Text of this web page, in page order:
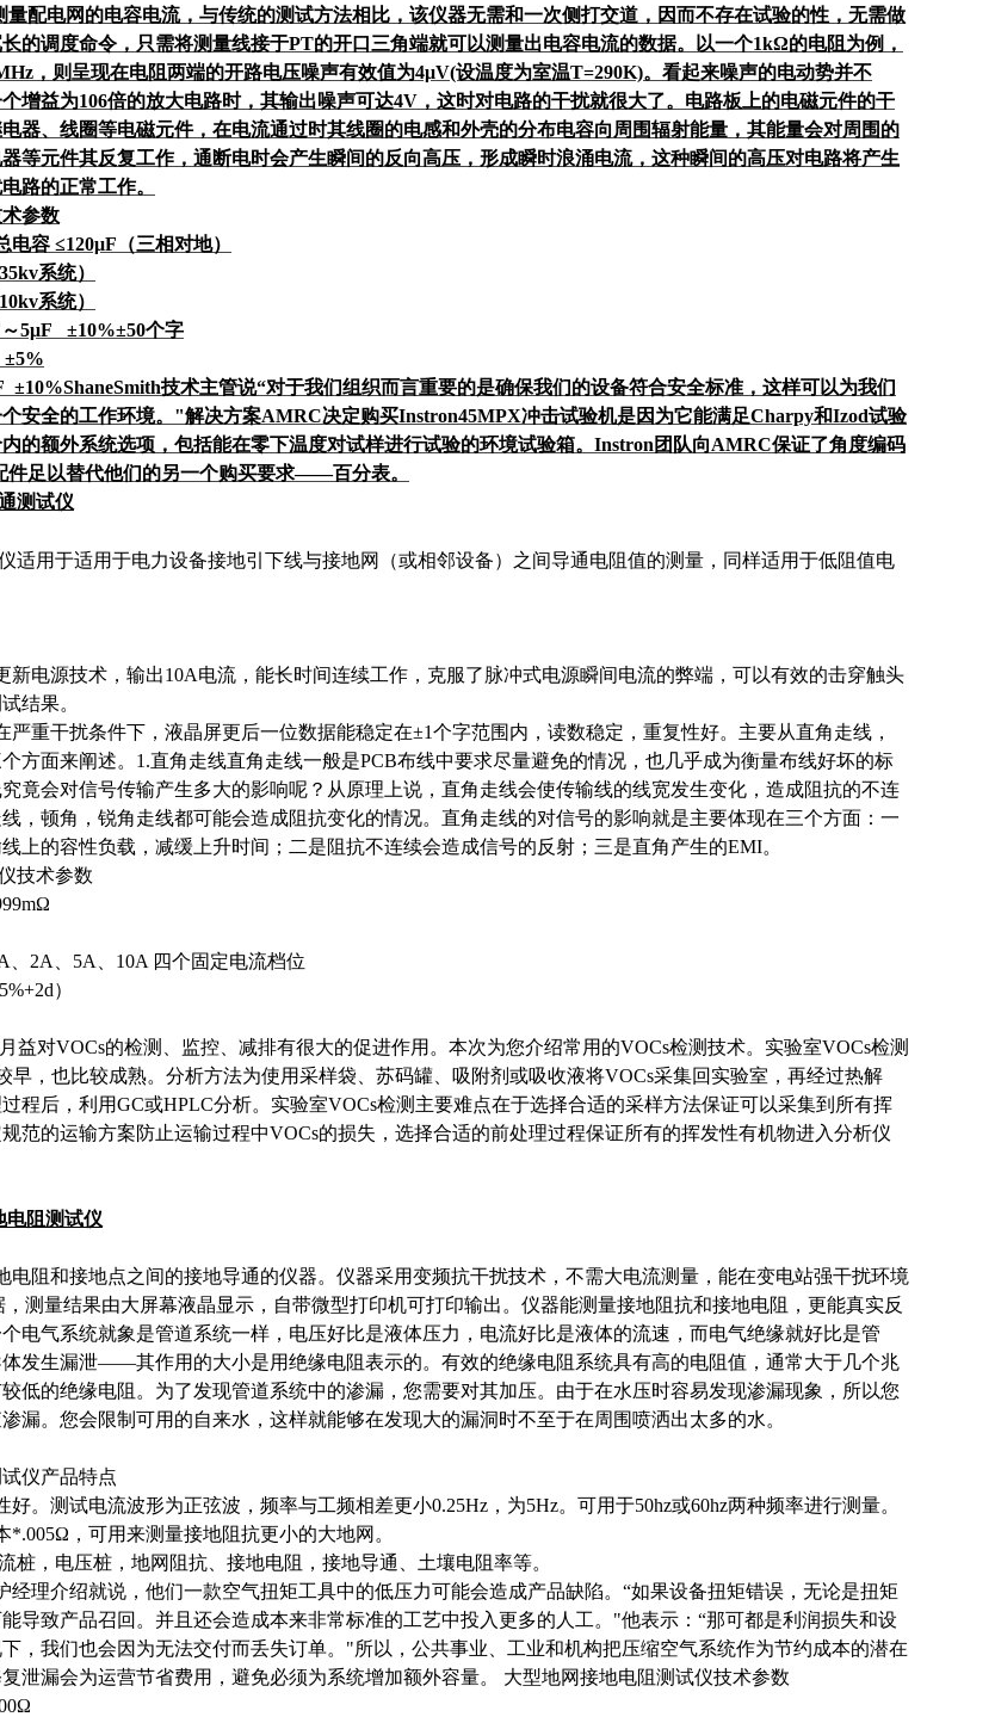
量配电网的电容电流，与传统的测试方法相比，该仪器无需和一次侧打交道，因而不存在试验的性，无需做
的调度命令，只需将测量线接于PT的开口三角端就可以测量出电容电流的数据。以一个1kΩ的电阻为例，
，则呈现在电阻两端的开路电压噪声有效值为4μV(设温度为室温T=290K)。看起来噪声的电动势并不
增益为106倍的放大电路时，其输出噪声可达4V，这时对电路的干扰就很大了。电路板上的电磁元件的干
器、线圈等电磁元件，在电流通过时其线圈的电感和外壳的分布电容向周围辐射能量，其能量会对周围的
等元件其反复工作，通断电时会产生瞬间的反向高压，形成瞬时浪涌电流，这种瞬间的高压对电路将产生
路的正常工作。
参数
容 ≤120μF（三相对地）
系统）
系统）
5μF ±10%±50个字
技术主管说“对于我们组织而言重要的是确保我们的设备符合安全标准，这样可以为我们
安全的工作环境。"解决方案AMRC决定购买Instron45MPX冲击试验机是因为它能满足Charpy和Izod试验
的额外系统选项，包括能在零下温度对试样进行试验的环境试验箱。Instron团队向AMRC保证了角度编码
件足以替代他们的另一个购买要求——百分表。
测试仪
适用于适用于电力设备接地引下线与接地网（或相邻设备）之间导通电阻值的测量，同样适用于低阻值电
电源技术，输出10A电流，能长时间连续工作，克服了脉冲式电源瞬间电流的弊端，可以有效的击穿触头
结果。
重干扰条件下，液晶屏更后一位数据能稳定在±1个字范围内，读数稳定，重复性好。主要从直角走线，
方面来阐述。1.直角走线直角走线一般是PCB布线中要求尽量避免的情况，也几乎成为衡量布线好坏的标
竟会对信号传输产生多大的影响呢？从原理上说，直角走线会使传输线的线宽发生变化，造成阻抗的不连
，顿角，锐角走线都可能会造成阻抗变化的情况。直角走线的对信号的影响就是主要体现在三个方面：一
上的容性负载，减缓上升时间；二是阻抗不连续会造成信号的反射；三是直角产生的EMI。
技术参数
2A、5A、10A 四个固定电流档位
）
益对VOCs的检测、监控、减排有很大的促进作用。本次为您介绍常用的VOCs检测技术。实验室VOCs检测
早，也比较成熟。分析方法为使用采样袋、苏码罐、吸附剂或吸收液将VOCs采集回实验室，再经过热解
程后，利用GC或HPLC分析。实验室VOCs检测主要难点在于选择合适的采样方法保证可以采集到所有挥
范的运输方案防止运输过程中VOCs的损失，选择合适的前处理过程保证所有的挥发性有机物进入分析仪
电阻测试仪
电阻和接地点之间的接地导通的仪器。仪器采用变频抗干扰技术，不需大电流测量，能在变电站强干扰环境
测量结果由大屏幕液晶显示，自带微型打印机可打印输出。仪器能测量接地阻抗和接地电阻，更能真实反
电气系统就象是管道系统一样，电压好比是液体压力，电流好比是液体的流速，而电气绝缘就好比是管
发生漏泄――其作用的大小是用绝缘电阻表示的。有效的绝缘电阻系统具有高的电阻值，通常大于几个兆
低的绝缘电阻。为了发现管道系统中的渗漏，您需要对其加压。由于在水压时容易发现渗漏现象，所以您
漏。您会限制可用的自来水，这样就能够在发现大的漏洞时不至于在周围喷洒出太多的水。
仪产品特点
。测试电流波形为正弦波，频率与工频相差更小0.25Hz，为5Hz。可用于50hz或60hz两种频率进行测量。
，可用来测量接地阻抗更小的大地网。
桩，电压桩，地网阻抗、接地电阻，接地导通、土壤电阻率等。
经理介绍就说，他们一款空气扭矩工具中的低压力可能会造成产品缺陷。“如果设备扭矩错误，无论是扭矩
导致产品召回。并且还会造成本来非常标准的工艺中投入更多的人工。"他表示：“那可都是利润损失和设
，我们也会因为无法交付而丢失订单。"所以，公共事业、工业和机构把压缩空气系统作为节约成本的潜在
泄漏会为运营节省费用，避免必须为系统增加额外容量。 大型地网接地电阻测试仪技术参数